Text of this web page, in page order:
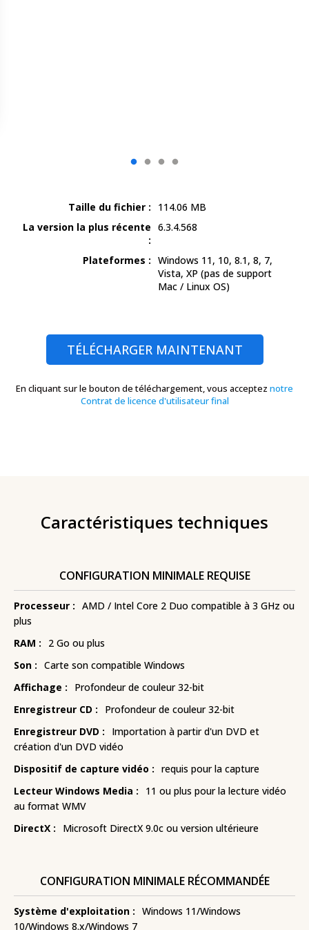
Taille du fichier :
114.06 MB
La version la plus récente
:
6.3.4.568
Plateformes : Windows 11, 10, 8.1, 8, 7,
Vista, XP (pas de support
Mac / Linux OS)
TÉLÉCHARGER MAINTENANT
En cliquant sur le bouton de téléchargement, vous acceptez notre
Contrat de licence d'utilisateur final
Caractéristiques techniques
CONFIGURATION MINIMALE REQUISE
Processeur : AMD / Intel Core 2 Duo compatible à 3 GHz ou
plus
RAM :
2 Go ou plus
Son : Carte son compatible Windows
Affichage :
Profondeur de couleur 32-bit
Enregistreur CD :
Profondeur de couleur 32-bit
Enregistreur DVD :
Importation à partir d'un DVD et
création d'un DVD vidéo
Dispositif de capture vidéo : requis pour la capture
Lecteur Windows Media :
11 ou plus pour la lecture vidéo
au format WMV
DirectX :
Microsoft DirectX 9.0c ou version ultérieure
CONFIGURATION MINIMALE RÉCOMMANDÉE
Système d'exploitation : Windows 11/Windows
10/Windows 8.x/Windows 7